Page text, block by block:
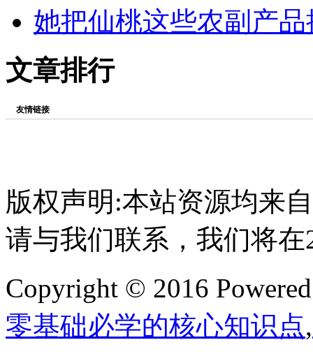
她把仙桃这些农副产
文章排行
友情链接
版权声明:本站资源均来
请与我们联系，我们将
Copyright © 2016
零基础必学的核心知识点,